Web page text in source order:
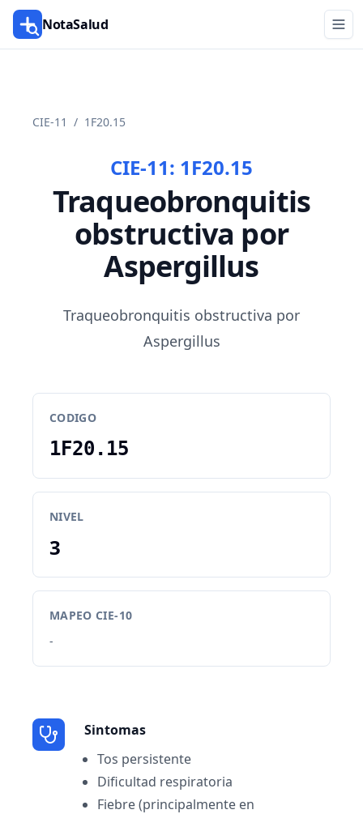
NotaSalud
CIE-11 / 1F20.15
CIE-11: 1F20.15
Traqueobronquitis
obstructiva por
Aspergillus
Traqueobronquitis obstructiva por
Aspergillus
CODIGO
1F20.15
NIVEL
3
MAPEO CIE-10
-
Sintomas
Tos persistente
Dificultad respiratoria
Fiebre (principalmente en